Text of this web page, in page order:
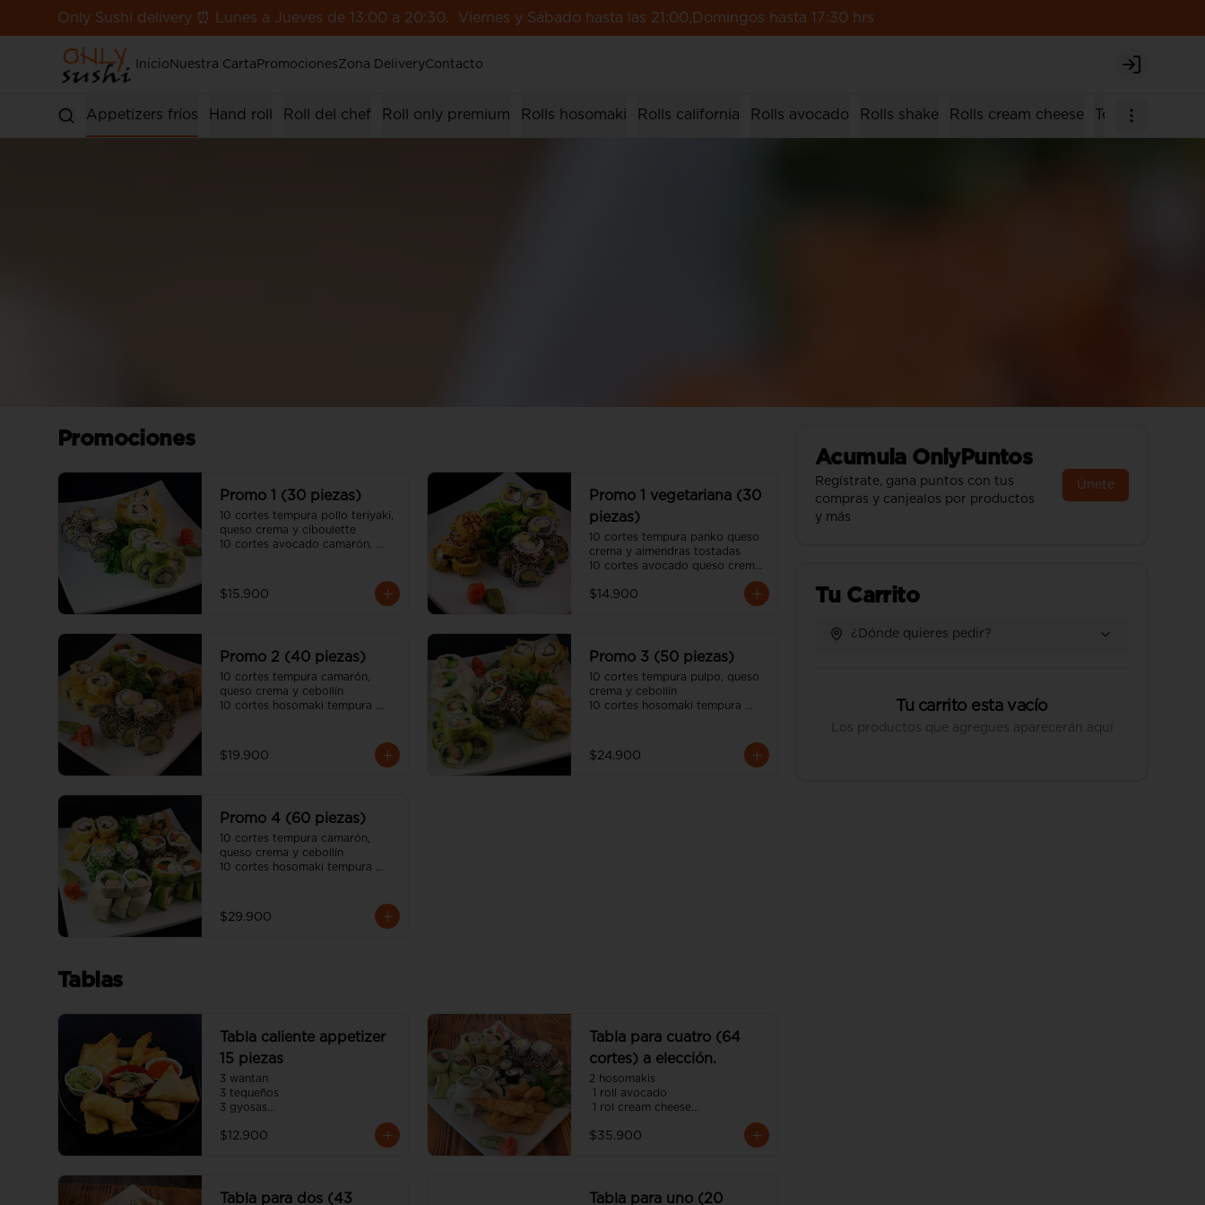
Only Sushi delivery ⏰ Lunes a Jueves de 13:00 a 20:30. Viernes y Sábado hasta las 21:00,Domingos hasta 17:30 hrs
Inicio Nuestra Carta PromocionesZona DeliveryContacto
Login
calientes Appetizers fríos Hand roll Roll del chef Roll only premium Rolls hosomaki Rolls california Rolls avocado Rolls shake Rolls cream cheese Tempura rolls
Promociones
Promo 1 (30 piezas)
10 cortes tempura pollo teriyaki,
queso crema y ciboulette
10 cortes avocado camarón,
kanikama, queso crema y palta
(incluye 2 salsa soya y una salsa
$15.900
Promo 1 vegetariana (30
piezas)
10 cortes tempura panko queso
crema y almendras tostadas
10 cortes avocado queso crema,
champiñon tempura y ciboulette
10 cortes california sésamo
$14.900
Promo 2 (40 piezas)
10 cortes tempura camarón,
queso crema y cebollín
10 cortes hosomaki tempura
queso crema y ciboulette
10 cortes california sésamo pollo
$19.900
Promo 3 (50 piezas)
10 cortes tempura pulpo, queso
crema y cebollín
10 cortes hosomaki tempura
tempura, queso crema y cebollín
10 cortes california sésamo
$24.900
Promo 4 (60 piezas)
10 cortes tempura camarón,
queso crema y cebollín
10 cortes hosomaki tempura
queso crema y ciboulette
10 cortes california sésamo
$29.900
Tablas
Tabla caliente appetizer
15 piezas
3 wantan
3 tequeños
3 gyosas
3 camarón panko
$12.900
Tabla para cuatro (64
cortes) a elección.
2 hosomakis
1 roll avocado
1 rol cream cheese
1 roll california
unagui 4 palitos).
$35.900
Tabla para dos (43
Tabla para uno (20
Acumula OnlyPuntos
Regístrate, gana puntos con tus
compras y canjealos por productos
y más
Únete
Tu Carrito
¿Dónde quieres pedir?
Tu carrito esta vacío
Los productos que agregues aparecerán aquí